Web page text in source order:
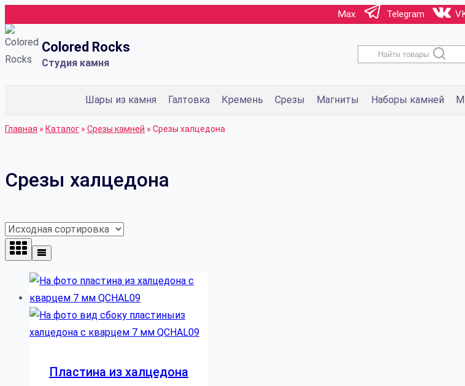
к
содержимому
Max Telegram
Colored Rocks
Студия камня
Найти товары
Шары из камня Галтовка Кремень Срезы Магниты Наборы камней
Главная » Каталог » Срезы камней » Срезы халцедона
Срезы халцедона
Пластина из халцедона